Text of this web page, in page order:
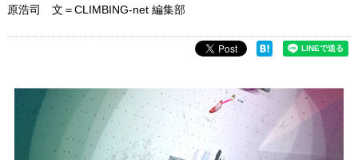
原浩司 文＝CLIMBING-net 編集部